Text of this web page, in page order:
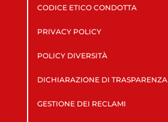
CODICE ETICO CONDOTTA
PRIVACY POLICY
POLICY DIVERSITÀ
DICHIARAZIONE DI TRASPARENZA
GESTIONE DEI RECLAMI